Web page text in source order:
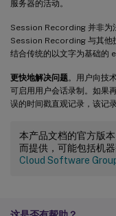
服务器的活动。
Session Recording 并非为
Session Recording 与其他
结合传统的以文字为基础的
更快地解决问题 。用户向技
可启用用户会话录制。如果
误的时间戳直观记录，该记
本产品文档的官方版
而提供，可能包括机
Cloud Software